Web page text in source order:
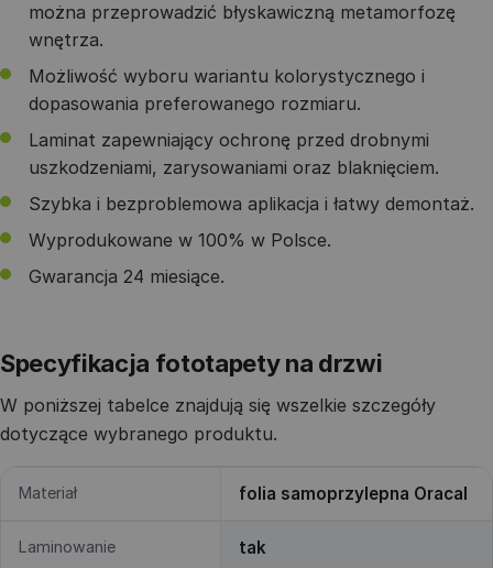
można przeprowadzić błyskawiczną metamorfozę
wnętrza.
Możliwość wyboru wariantu kolorystycznego i
dopasowania preferowanego rozmiaru.
Laminat zapewniający ochronę przed drobnymi
uszkodzeniami, zarysowaniami oraz blaknięciem.
Szybka i bezproblemowa aplikacja i łatwy demontaż.
Wyprodukowane w 100% w Polsce.
Gwarancja 24 miesiące.
Specyfikacja fototapety na drzwi
W poniższej tabelce znajdują się wszelkie szczegóły
dotyczące wybranego produktu.
Materiał folia samoprzylepna Oracal
Laminowanie tak